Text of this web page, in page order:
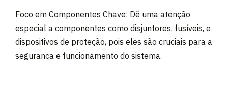
Foco em Componentes Chave: Dê uma atenção
especial a componentes como disjuntores, fusíveis, e
dispositivos de proteção, pois eles são cruciais para a
segurança e funcionamento do sistema.